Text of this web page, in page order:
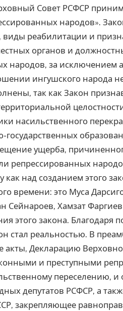
Совет РСФСР
народов».
виды реабилитации и
органов и
народов, за исключением
ингушского народа
так как Закон
насильственного
государственных
ущерба,
репрессированных
над созданием этого
времени: это Муса
Сейнароев, Хамзат
этого закона. Благодаря
стал реальностью. В
Декларацию
и преступными
переселению, и
депутатов РСФСР, а
закрепляющее